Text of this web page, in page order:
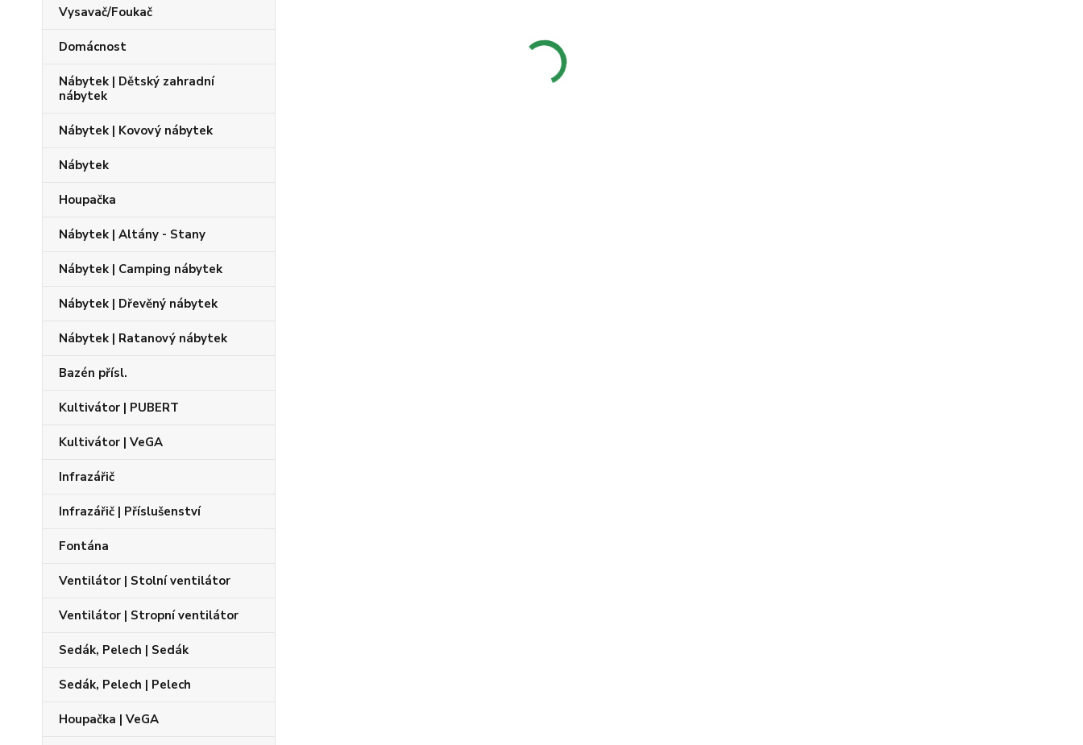
Vysavač/Foukač
Domácnost
Nábytek | Dětský zahradní
nábytek
Nábytek | Kovový nábytek
Nábytek
Houpačka
Nábytek | Altány - Stany
Nábytek | Camping nábytek
Nábytek | Dřevěný nábytek
Nábytek | Ratanový nábytek
Bazén přísl.
Kultivátor | PUBERT
Kultivátor | VeGA
Infrazářič
Infrazářič | Příslušenství
Fontána
Ventilátor | Stolní ventilátor
Ventilátor | Stropní ventilátor
Sedák, Pelech | Sedák
Sedák, Pelech | Pelech
Houpačka | VeGA